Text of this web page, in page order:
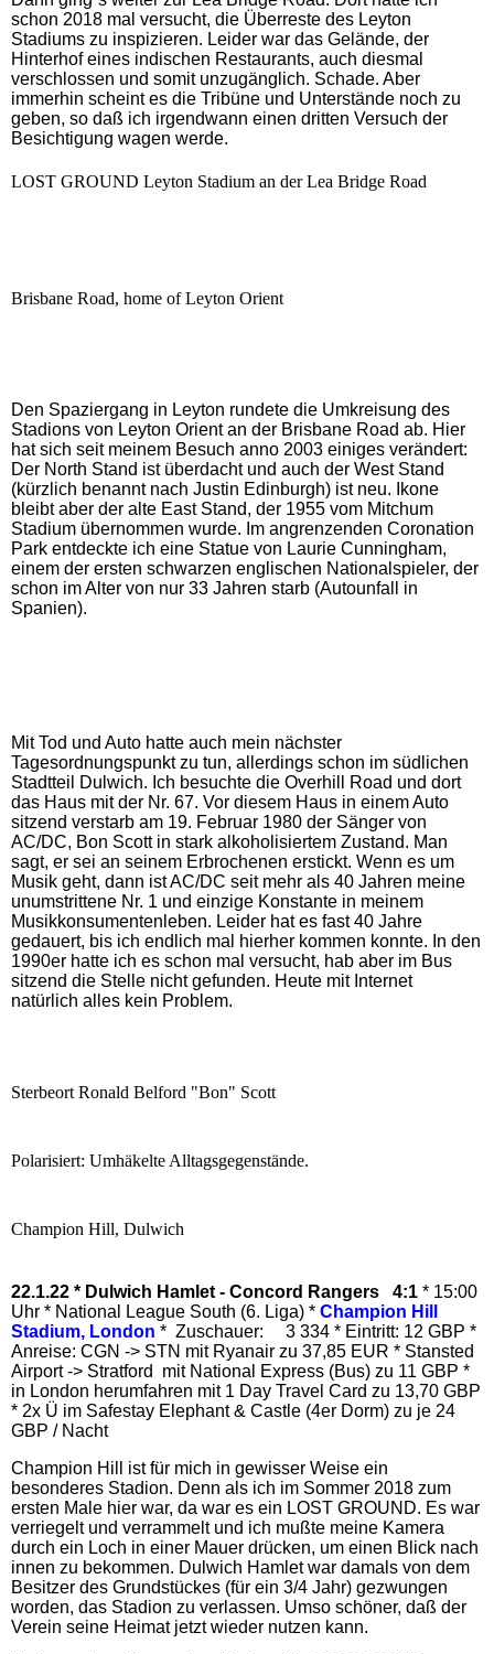
schon 2018 mal versucht, die Überreste des Leyton
Stadiums zu inspizieren. Leider war das Gelände, der
Hinterhof eines indischen Restaurants, auch diesmal
verschlossen und somit unzugänglich. Schade. Aber
immerhin scheint es die Tribüne und Unterstände noch zu
geben, so daß ich irgendwann einen dritten Versuch der
Besichtigung wagen werde.
LOST GROUND Leyton Stadium an der Lea Bridge Road
Brisbane Road, home of Leyton Orient
Den Spaziergang in Leyton rundete die Umkreisung des
Stadions von Leyton Orient an der Brisbane Road ab. Hier
hat sich seit meinem Besuch anno 2003 einiges verändert:
Der North Stand ist überdacht und auch der West Stand
(kürzlich benannt nach Justin Edinburgh) ist neu. Ikone
bleibt aber der alte East Stand, der 1955 vom Mitchum
Stadium übernommen wurde. Im angrenzenden Coronation
Park entdeckte ich eine Statue von Laurie Cunningham,
einem der ersten schwarzen englischen Nationalspieler, der
schon im Alter von nur 33 Jahren starb (Autounfall in
Spanien).
Mit Tod und Auto hatte auch mein nächster
Tagesordnungspunkt zu tun, allerdings schon im südlichen
Stadtteil Dulwich. Ich besuchte die Overhill Road und dort
das Haus mit der Nr. 67. Vor diesem Haus in einem Auto
sitzend verstarb am 19. Februar 1980 der Sänger von
AC/DC, Bon Scott in stark alkoholisiertem Zustand. Man
sagt, er sei an seinem Erbrochenen erstickt. Wenn es um
Musik geht, dann ist AC/DC seit mehr als 40 Jahren meine
unumstrittene Nr. 1 und einzige Konstante in meinem
Musikkonsumentenleben. Leider hat es fast 40 Jahre
gedauert, bis ich endlich mal hierher kommen konnte. In den
1990er hatte ich es schon mal versucht, hab aber im Bus
sitzend die Stelle nicht gefunden. Heute mit Internet
natürlich alles kein Problem.
Sterbeort Ronald Belford "Bon" Scott
Polarisiert: Umhäkelte Alltagsgegenstände.
Champion Hill, Dulwich
22.1.22 * Dulwich Hamlet - Concord Rangers 4:1 * 15:00
Uhr * National League South (6. Liga) * Champion Hill
Stadium, London * Zuschauer: 3 334 * Eintritt: 12 GBP *
Anreise: CGN -> STN mit Ryanair zu 37,85 EUR * Stansted
Airport -> Stratford mit National Express (Bus) zu 11 GBP *
in London herumfahren mit 1 Day Travel Card zu 13,70 GBP
* 2x Ü im Safestay Elephant & Castle (4er Dorm) zu je 24
GBP / Nacht
Champion Hill ist für mich in gewisser Weise ein
besonderes Stadion. Denn als ich im Sommer 2018 zum
ersten Male hier war, da war es ein LOST GROUND. Es war
verriegelt und verrammelt und ich mußte meine Kamera
durch ein Loch in einer Mauer drücken, um einen Blick nach
innen zu bekommen. Dulwich Hamlet war damals von dem
Besitzer des Grundstückes (für ein 3/4 Jahr) gezwungen
worden, das Stadion zu verlassen. Umso schöner, daß der
Verein seine Heimat jetzt wieder nutzen kann.